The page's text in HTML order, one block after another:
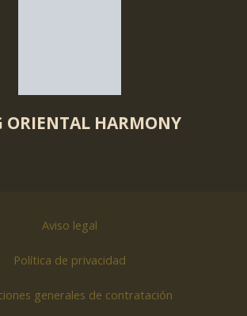
ORIENTAL HARMONY
Aviso legal
Política de privacidad
generales de contratación